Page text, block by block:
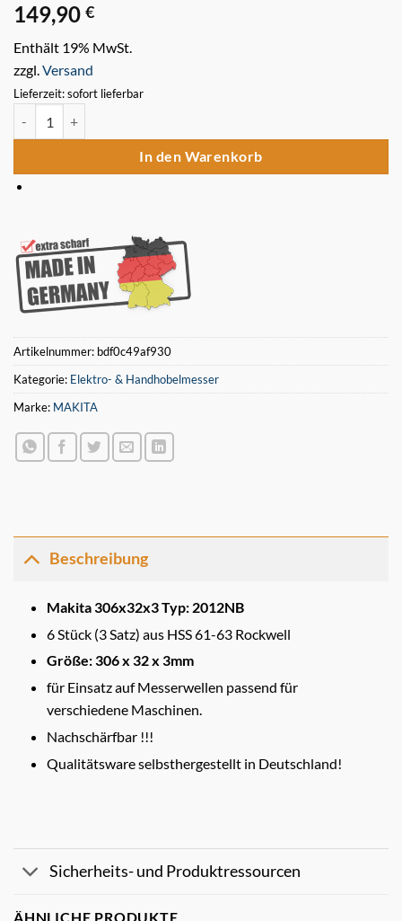
149,90 €
Enthält 19% MwSt.
zzgl.Versand
Lieferzeit: sofort lieferbar
In den Warenkorb
Artikelnummer: bdf0c49af930
Kategorie: Elektro- & Handhobelmesser
Marke: MAKITA
Beschreibung
Makita 306x32x3 Typ: 2012NB
6 Stück (3 Satz) aus HSS 61-63 Rockwell
Größe: 306 x 32 x 3mm
für Einsatz auf Messerwellen passend für
verschiedene Maschinen.
Nachschärfbar !!!
Qualitätsware selbsthergestellt in Deutschland!
Sicherheits- und Produktressourcen
ÄHNLICHE PRODUKTE